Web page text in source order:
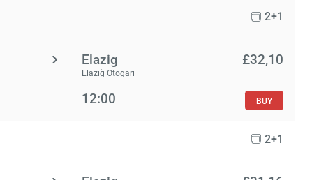
2+1
Elazig
Elazığ Otogarı
£‎32,10
12:00 BUY
2+1